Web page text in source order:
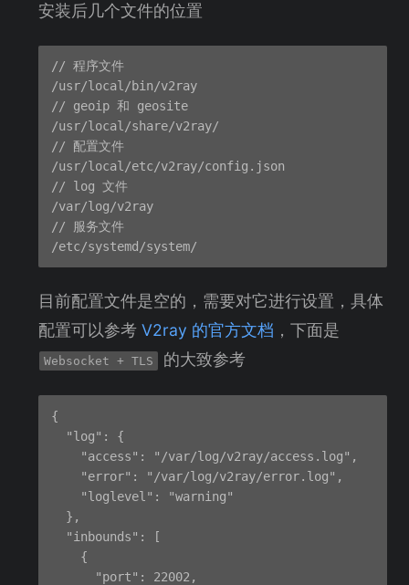
安装后几个文件的位置
// 程序文件
/usr/local/bin/v2ray
// geoip 和 geosite
/usr/local/share/v2ray/
// 配置文件
/usr/local/etc/v2ray/config.json
// log 文件
/var/log/v2ray
// 服务文件
目前配置文件是空的，需要对它进行设置，具体
配置可以参考 V2ray 的官方文档 ，下面是
Websocket + TLS 的大致参考
{
  "log": {
    "access": "/var/log/v2ray/access.log",
    "error": "/var/log/v2ray/error.log",
    "loglevel": "warning"
  },
  "inbounds": [
    {
      "port": 22002,